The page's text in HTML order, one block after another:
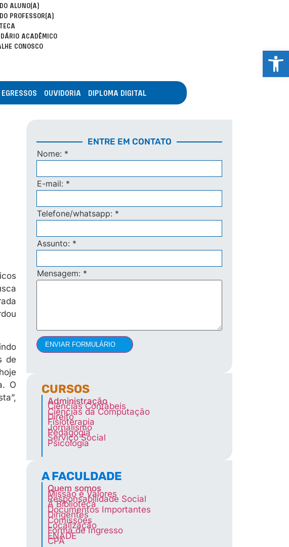
ALUNO(A)
PROFESSOR(A)
ACADÊMICO
CONOSCO
EGRESSOS OUVIDORIA DIPLOMA DIGITAL
de
O
ENTRE EM CONTATO
Nome: *
E-mail: *
Telefone/whatsapp: *
Assunto: *
Mensagem: *
ENVIAR FORMULÁRIO
CURSOS
Administração
Ciências Contábeis
Ciências da Computação
Direito
Fisioterapia
Jornalismo
Pedagogia
Serviço Social
Psicologia
A FACULDADE
Quem somos
Missão e Valores
Responsabilidade Social
A Biblioteca
Documentos Importantes
Dirigentes
Comissões
Localização
Forma de Ingresso
ENADE
CPA
Abrir